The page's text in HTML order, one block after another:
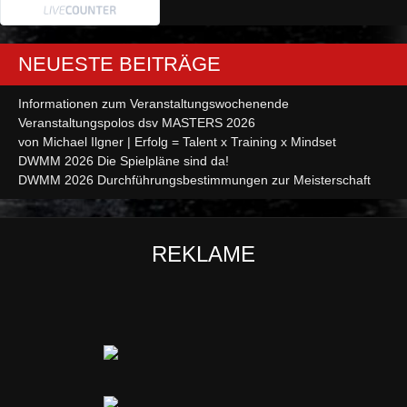
NEUESTE BEITRÄGE
Informationen zum Veranstaltungswochenende
Veranstaltungspolos dsv MASTERS 2026
von Michael Ilgner | Erfolg = Talent x Training x Mindset
DWMM 2026 Die Spielpläne sind da!
DWMM 2026 Durchführungsbestimmungen zur Meisterschaft
REKLAME